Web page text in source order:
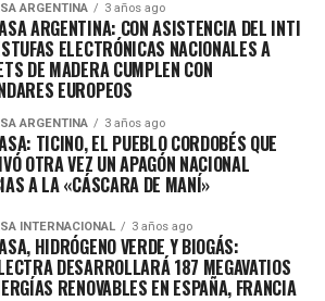
ARGENTINA 3 años ago
ARGENTINA: CON ASISTENCIA DEL INTI
ELECTRÓNICAS NACIONALES A
DE MADERA CUMPLEN CON
EUROPEOS
ARGENTINA 3 años ago
TICINO, EL PUEBLO CORDOBÉS QUE
OTRA VEZ UN APAGÓN NACIONAL
A LA «CÁSCARA DE MANÍ»
INTERNACIONAL 3 años ago
HIDRÓGENO VERDE Y BIOGÁS:
DESARROLLARÁ 187 MEGAVATIOS
RENOVABLES EN ESPAÑA, FRANCIA